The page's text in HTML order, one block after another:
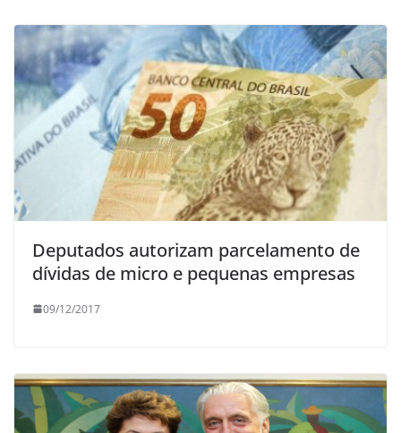
Deputados autorizam parcelamento de
dívidas de micro e pequenas empresas
09/12/2017